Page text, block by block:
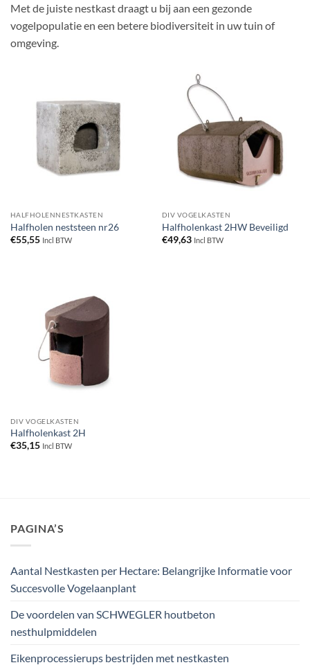
Met de juiste nestkast draagt u bij aan een gezonde
vogelpopulatie en een betere biodiversiteit in uw tuin of
omgeving.
HALFHOLENNESTKASTEN
Halfholen neststeen nr26
€55,55 Incl BTW
DIV VOGELKASTEN
Halfholenkast 2HW Beveiligd
€49,63 Incl BTW
DIV VOGELKASTEN
Halfholenkast 2H
€35,15 Incl BTW
PAGINA’S
Aantal Nestkasten per Hectare: Belangrijke Informatie voor
Succesvolle Vogelaanplant
De voordelen van SCHWEGLER houtbeton
nesthulpmiddelen
Eikenprocessierups bestrijden met nestkasten